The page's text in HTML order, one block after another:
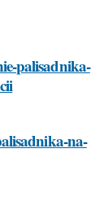
palisadnika-
na-